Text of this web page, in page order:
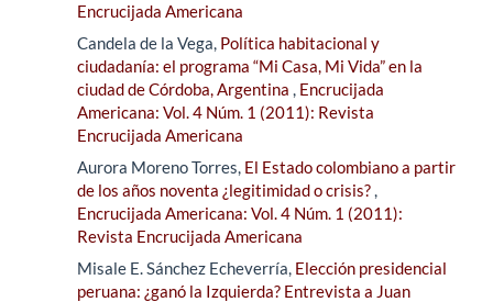
Encrucijada Americana
Candela de la Vega, Política habitacional y
ciudadanía: el programa “Mi Casa, Mi Vida” en la
ciudad de Córdoba, Argentina , Encrucijada
Americana: Vol. 4 Núm. 1 (2011): Revista
Encrucijada Americana
Aurora Moreno Torres, El Estado colombiano a partir
de los años noventa ¿legitimidad o crisis?,
Encrucijada Americana: Vol. 4 Núm. 1 (2011):
Revista Encrucijada Americana
Misale E. Sánchez Echeverría, Elección presidencial
peruana: ¿ganó la Izquierda? Entrevista a Juan